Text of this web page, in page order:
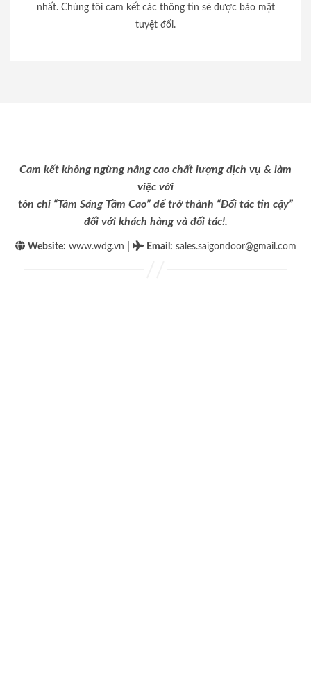
nhất. Chúng tôi cam kết các thông tin sẽ được bảo mật
tuyệt đối.
Cam kết không ngừng nâng cao chất lượng dịch vụ & làm
việc với
tôn chỉ “Tâm Sáng Tầm Cao” để trở thành “Đối tác tin cậy”
đối với khách hàng và đối tác!.
Website: www.wdg.vn Email : sales.saigondoor@gmail.com